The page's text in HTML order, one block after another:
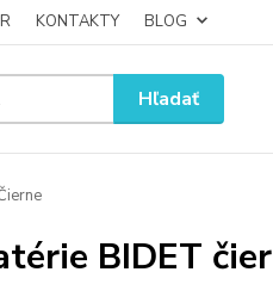
KONTAKTY BLOG
Hľadať
BIDET